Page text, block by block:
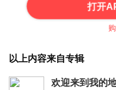
打开
以上内容来自专辑
欢迎来到我的